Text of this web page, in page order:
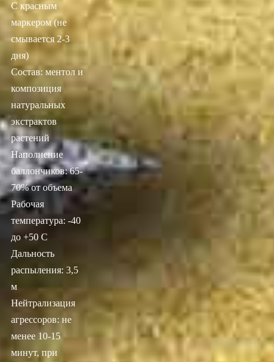
С красным
маркером (не
смывается 2-3
дня)
Состав: ментол и
композиция
натуральных
экстрактов
растений
Наполнение
баллончиков: 65-
70% от объема
Рабочая
температура: -40
до +50 С
Дальность
распыления: 3,5
м
Нейтрализация
агрессоров: не
менее 10-15
минут, при